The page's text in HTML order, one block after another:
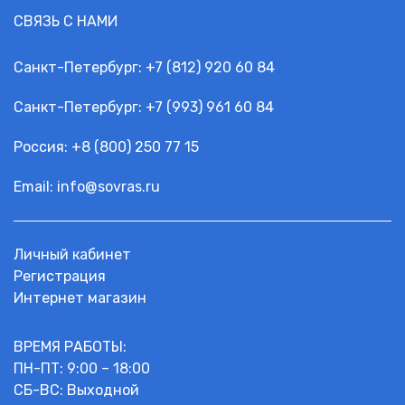
Личный кабинет
Регистрация
Интернет магазин
ВРЕМЯ РАБОТЫ:
ПН-ПТ: 9:00 – 18:00
СБ-ВС: Выходной
СВЯЗЬ С НАМИ
Санкт-Петербург: +7 (812) 920 60 84
Санкт-Петербург: +7 (993) 961 60 84
Россия: +8 (800) 250 77 15
Email: info@sovras.ru